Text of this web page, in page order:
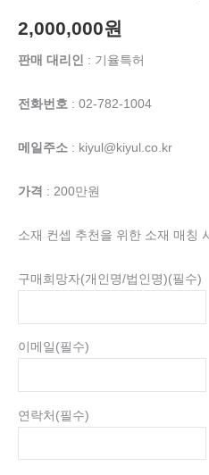
2,000,000원
판매 대리인 : 기율특허
전화번호 : 02-782-1004
메일주소 : kiyul@kiyul.co.kr
가격 : 200만원
소재 컨셉 추천을 위한 소재 매칭
구매희망자(개인명/법인명)(필수)
이메일 (필수)
연락처 (필수)